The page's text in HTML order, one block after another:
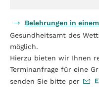
Belehrungen in
Gesundheitsamt des
möglich.
Hierzu bieten wir Ihnen
Terminanfrage für eine
senden Sie bitte per